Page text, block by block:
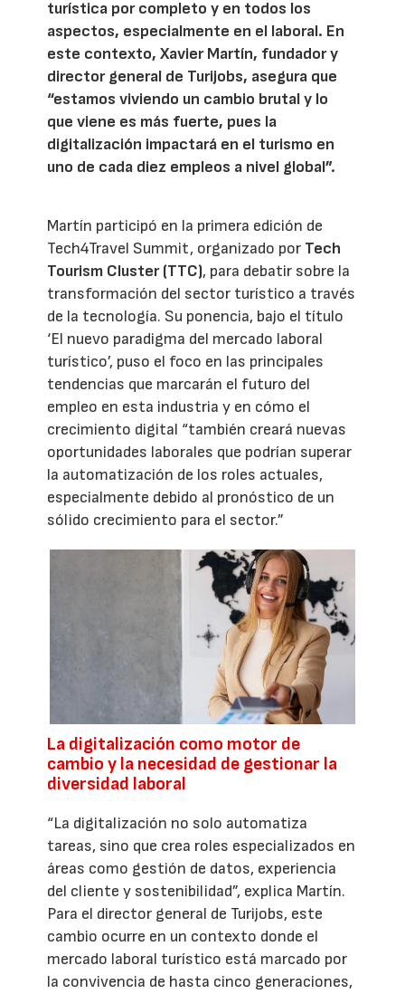
turística por completo y en todos los
aspectos, especialmente en el laboral. En
este contexto, Xavier Martín, fundador y
director general de Turijobs, asegura que
“estamos viviendo un cambio brutal y lo
que viene es más fuerte, pues la
digitalización impactará en el turismo en
uno de cada diez empleos a nivel global”.
Martín participó en la primera edición de
Tech4Travel Summit, organizado por Tech
Tourism Cluster (TTC), para debatir sobre la
transformación del sector turístico a través
de la tecnología. Su ponencia, bajo el título
‘El nuevo paradigma del mercado laboral
turístico’, puso el foco en las principales
tendencias que marcarán el futuro del
empleo en esta industria y en cómo el
crecimiento digital “también creará nuevas
oportunidades laborales que podrían superar
la automatización de los roles actuales,
especialmente debido al pronóstico de un
sólido crecimiento para el sector.”
La digitalización como motor de
cambio y la necesidad de gestionar la
diversidad laboral
“La digitalización no solo automatiza
tareas, sino que crea roles especializados en
áreas como gestión de datos, experiencia
del cliente y sostenibilidad”, explica Martín.
Para el director general de Turijobs, este
cambio ocurre en un contexto donde el
mercado laboral turístico está marcado por
la convivencia de hasta cinco generaciones,